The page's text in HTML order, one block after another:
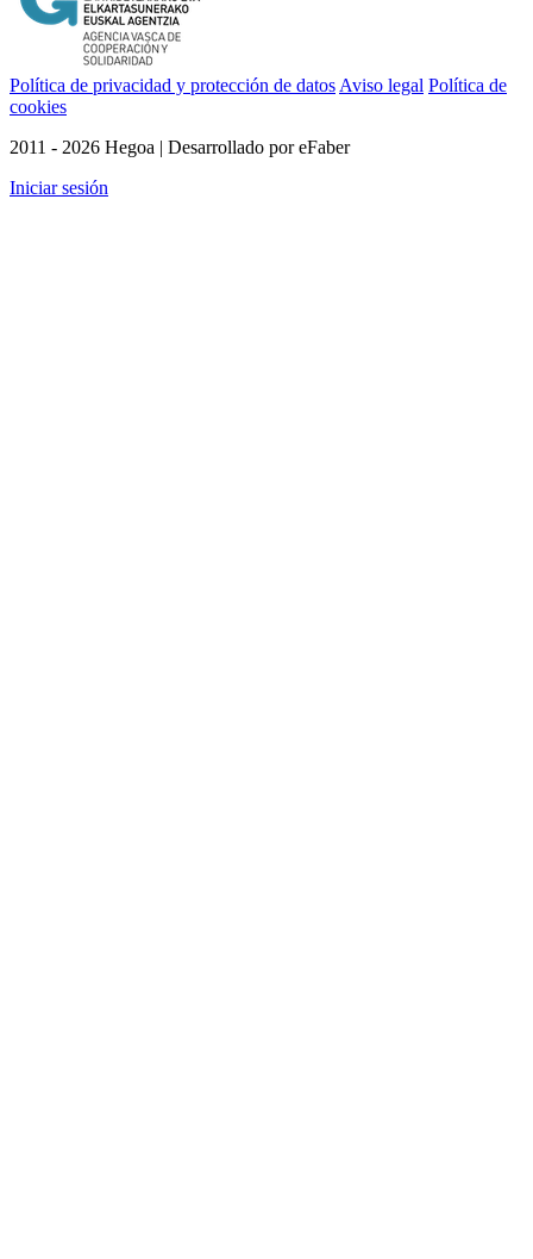
Política de privacidad y protección de datos Aviso legal Política de
cookies
2011 - 2026 Hegoa | Desarrollado por eFaber
Iniciar sesión